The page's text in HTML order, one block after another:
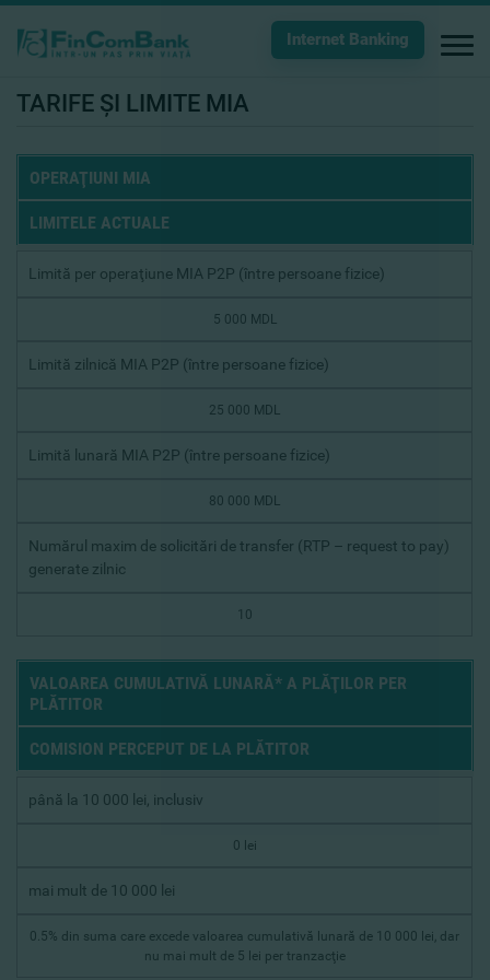
Internet Banking
TARIFE ŞI LIMITE MIA
OPERAŢIUNI MIA
LIMITELE ACTUALE
Limită per operaţiune MIA P2P (între persoane fizice)
5 000 MDL
Limită zilnică MIA P2P (între persoane fizice)
25 000 MDL
Limită lunară MIA P2P (între persoane fizice)
80 000 MDL
Numărul maxim de solicitări de transfer (RTP – request to pay)
generate zilnic
10
VALOAREA CUMULATIVĂ LUNARĂ* A PLĂŢILOR PER
PLĂTITOR
COMISION PERCEPUT DE LA PLĂTITOR
până la 10 000 lei, inclusiv
0 lei
mai mult de 10 000 lei
0.5% din suma care excede valoarea cumulativă lunară de 10 000 lei, dar
nu mai mult de 5 lei per tranzacţie